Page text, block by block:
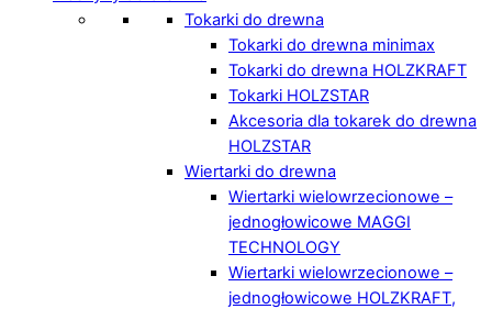
Tokarki do drewna
Tokarki do drewna minimax
Tokarki do drewna HOLZKRAFT
Tokarki HOLZSTAR
Akcesoria dla tokarek do drewna
HOLZSTAR
Wiertarki do drewna
Wiertarki wielowrzecionowe –
jednogłowicowe MAGGI
TECHNOLOGY
Wiertarki wielowrzecionowe –
jednogłowicowe HOLZKRAFT,